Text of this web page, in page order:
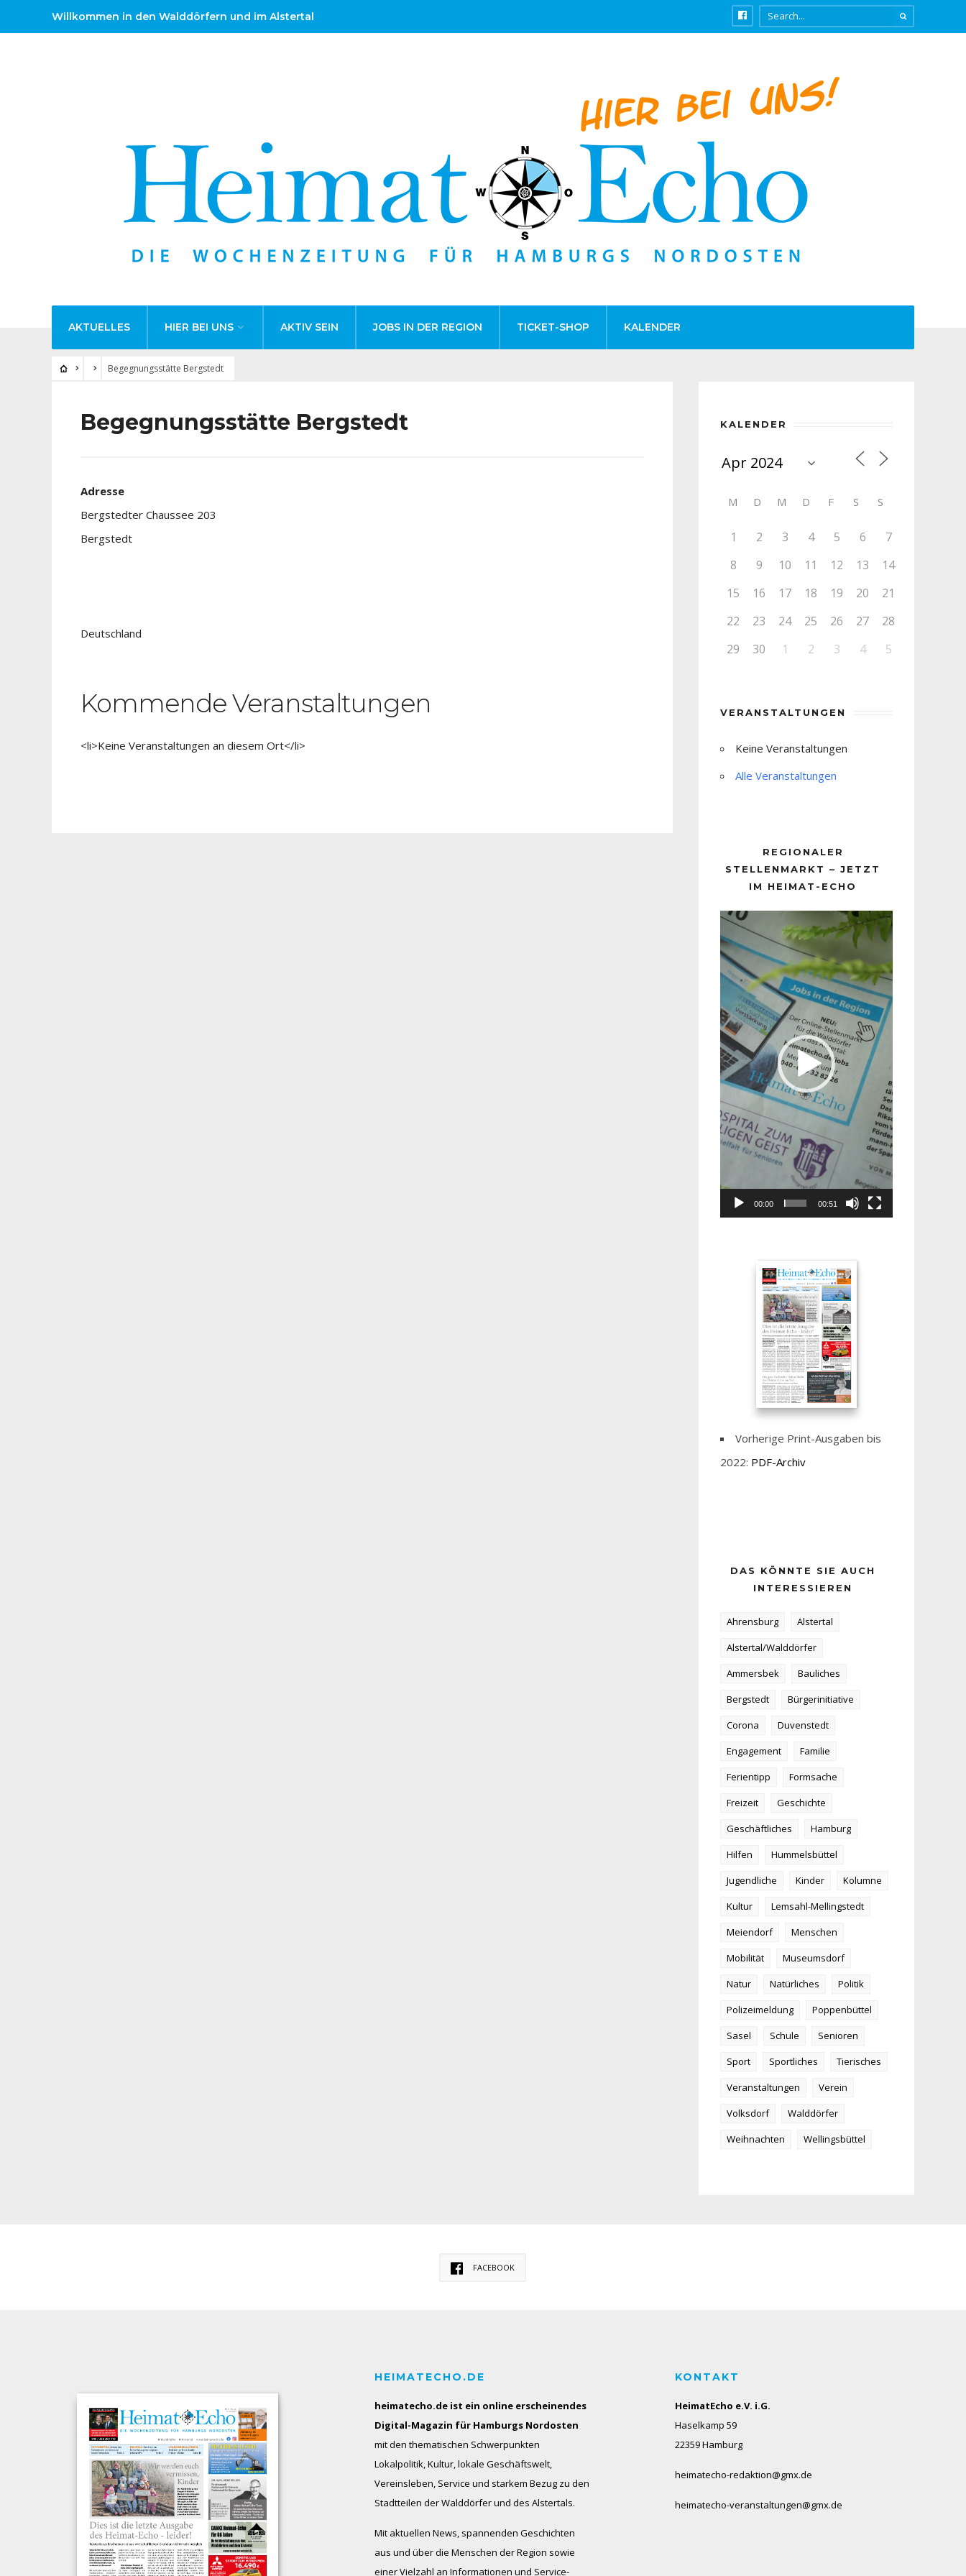
Willkommen in den Walddörfern und im Alstertal
AKTUELLES HIER BEI UNS AKTIV SEIN JOBS IN DER REGION TICKET-SHOP KALENDER
Begegnungsstätte Bergstedt
Begegnungsstätte Bergstedt
Adresse
Bergstedter Chaussee 203
Bergstedt
Deutschland
Kommende Veranstaltungen
<li>Keine Veranstaltungen an diesem Ort</li>
KALENDER
M D M D F S S
1 2 3 4 5 6
7
8
9 10 11 12 13
14
15
16 17 18 19 20
21
22
23 24 25 26 27
28
29
30 1 2 3 4 5
VERANSTALTUNGEN
Keine Veranstaltungen
Alle Veranstaltungen
REGIONALER
STELLENMARKT – JETZT
IM HEIMAT-ECHO
Player
00:00 00:51
Vorherige Print-Ausgaben bis
2022: PDF-Archiv
DAS KÖNNTE SIE AUCH
INTERESSIEREN
Ahrensburg
Alstertal
Alstertal/Walddörfer
Ammersbek
Bauliches
Bergstedt
Bürgerinitiative
Corona
Duvenstedt
Engagement
Familie
Ferientipp
Formsache
Freizeit
Geschichte
Geschäftliches
Hamburg
Hilfen
Hummelsbüttel
Jugendliche
Kinder
Kolumne
Kultur
Lemsahl-Mellingstedt
Meiendorf
Menschen
Mobilität
Museumsdorf
Natur
Natürliches
Politik
Polizeimeldung
Poppenbüttel
Sasel
Schule
Senioren
Sport
Sportliches
Tierisches
Veranstaltungen
Verein
Volksdorf
Walddörfer
Weihnachten
Wellingsbüttel
FACEBOOK
HEIMATECHO.DE
heimatecho.de ist ein online erscheinendes
Digital-Magazin für Hamburgs Nordosten
mit den thematischen Schwerpunkten
Lokalpolitik, Kultur, lokale Geschäftswelt,
Vereinsleben, Service und starkem Bezug zu den
Stadtteilen der Walddörfer und des Alstertals.
Mit aktuellen News, spannenden Geschichten
aus und über die Menschen der Region sowie
einer Vielzahl an Informationen und Service-
KONTAKT
HeimatEcho e.V. i.G.
Haselkamp 59
22359 Hamburg
heimatecho-redaktion@gmx.de
heimatecho-veranstaltungen@gmx.de